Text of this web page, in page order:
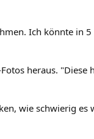
Ich könnte in
heraus. "Diese
wie schwierig es